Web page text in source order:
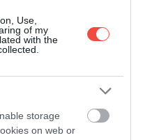
Use,
of my
with the
storage
on web or